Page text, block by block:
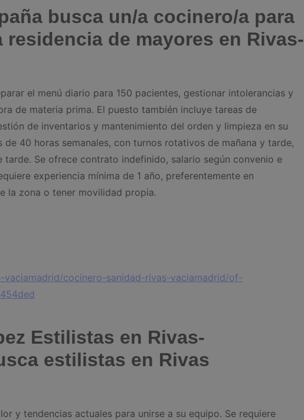
busca un/a cocinero/a para
residencia de mayores en Rivas-
el menú diario para 150 pacientes, gestionar intolerancias y
de materia prima. El puesto también incluye tareas de
de inventarios y mantenimiento del orden y limpieza en su
de 40 horas semanales, con turnos rotativos de mañana y tarde,
tarde. Se ofrece contrato indefinido, salario según convenio e
experiencia mínima de 1 año, preferentemente en
la zona o tener movilidad propia.
cocinero-sanidad-rivas-vaciamadrid/of-
Estilistas en Rivas-
estilistas en Rivas
y tendencias actuales para unirse a su equipo. Se requiere